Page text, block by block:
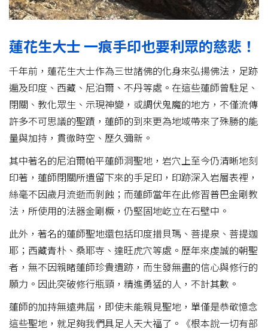
蓮花生大士 一痕手印也要利眾的慈悲！
千年前，蓮花生大士作為三世諸佛的化身來弘揚佛法，足跡
遍及印度、西藏、尼泊爾、不丹等處。在這些蓮師曾駐足、
閉關、教化眾生、示現神變，或調伏鬼魔的地方，不僅流傳
許多不可思議的聖蹟，蓮師的到來更為地域帶來了殊勝的能
量與加持，貫徹時空、歷久彌新。
其中著名的尼泊爾帕平蓮師洞聖地，岩穴上至今仍清晰地刻
印著，蓮師閉關所遺留下來的手足印，印跡深入岩層表裡，
絲毫不因歲月流逝而剝蝕；而蓮師當年在此修習普巴金剛教
法，所使用的法器金剛橛，仍堅固地屹立在石壁中。
此外，著名的蓮師聖地還包括印度措貝瑪、菩提泉、菩提迦
耶；西藏青朴、桑耶寺、達旺虎穴等處。歷年來虔誠的朝聖
者，無不因親睹蓮師珍貴遺跡，而生發無盡的信心與修行的
願力。因此突破修行瓶頸，精進勇猛的人，不計其數。
蓮師的加持無遠弗屆，即使未能親見聖地，單僅是恭敬憶念
這些聖地，就足夠我們具足人天大福了。《根本說一切有部